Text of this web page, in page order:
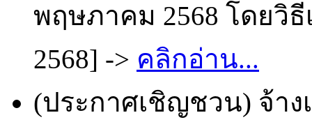
พฤษภาคม 2568 โดยวิธี
2568] -> คลิกอ่าน...
(ประกาศเชิญชวน) จ้าง